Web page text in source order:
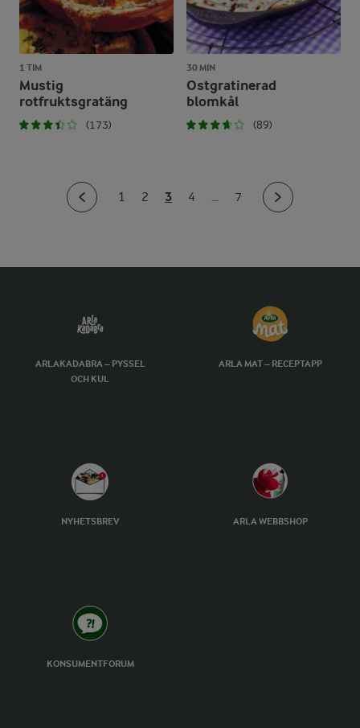
1 TIM
Mustig
rotfruktsgratäng
(173)
30 MIN
Ostgratinerad
blomkål
(89)
1 2 3 4 ... 7
ARLAKADABRA – PYSSEL
OCH KUL
ARLA MAT – RECEPTAPP
NYHETSBREV ARLA WEBBSHOP
KONSUMENTFORUM